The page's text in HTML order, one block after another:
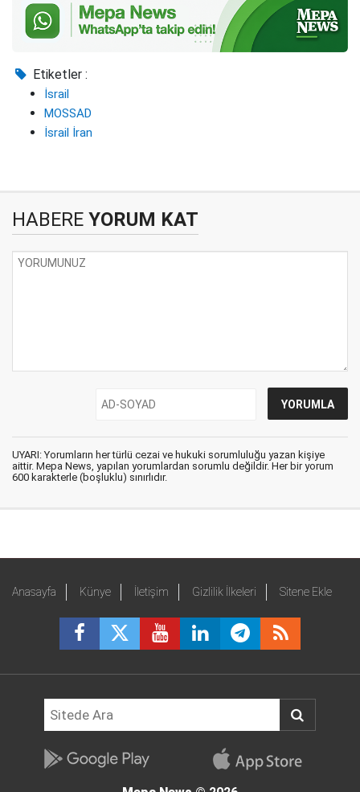
Etiketler :
İsrail
MOSSAD
İsrail İran
HABERE YORUM KAT
UYARI: Yorumların her türlü cezai ve hukuki sorumluluğu yazan kişiye
aittir. Mepa News, yapılan yorumlardan sorumlu değildir. Her bir yorum
600 karakterle (boşluklu) sınırlıdır.
Anasayfa Künye İletişim Gizlilik İlkeleri Sitene Ekle